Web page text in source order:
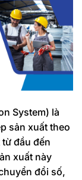
System) là
sản xuất theo
đầu đến
xuất này
đổi số,